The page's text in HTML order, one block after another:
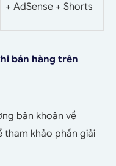
+ AdSense + Shorts
bán hàng trên
băn khoăn về
tham khảo phần giải